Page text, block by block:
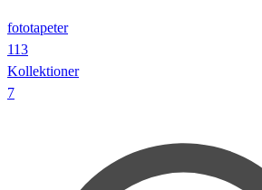
fototapeter
113
Kollektioner
7